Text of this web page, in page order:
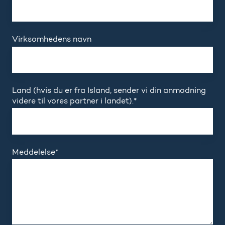
Virksomhedens navn
Land (hvis du er fra Island, sender vi din anmodning
videre til vores partner i landet).*
Meddelelse*